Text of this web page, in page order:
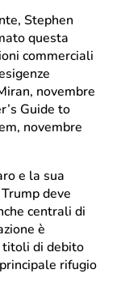
Stephen
questa
commerciali
novembre
Guide to
novembre
e la sua
deve
centrali di
è
titoli di debito
rifugio